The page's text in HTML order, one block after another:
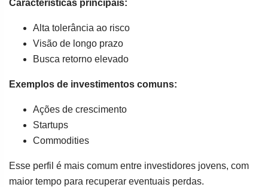
Características principais:
Alta tolerância ao risco
Visão de longo prazo
Busca retorno elevado
Exemplos de investimentos comuns:
Ações de crescimento
Startups
Commodities
Esse perfil é mais comum entre investidores jovens, com
maior tempo para recuperar eventuais perdas.